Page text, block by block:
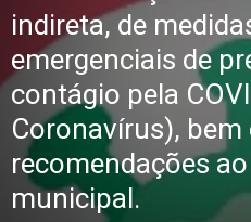
indireta, de
emergenciais de
contágio pela
Coronavírus),
recomendações
municipal.